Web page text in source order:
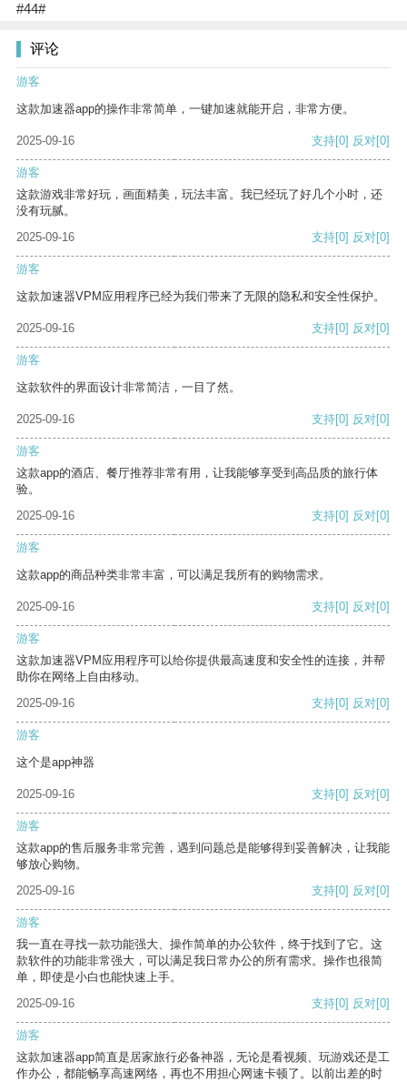
#44#
评论
游客
这款加速器app的操作非常简单，一键加速就能开启，非常方便。
2025-09-16 支持[0] 反对[0]
游客
这款游戏非常好玩，画面精美，玩法丰富。我已经玩了好几个小时，还
没有玩腻。
2025-09-16
支持[0] 反对[0]
游客
这款加速器VPM应用程序已经为我们带来了无限的隐私和安全性保护。
2025-09-16 支持[0] 反对[0]
游客
这款软件的界面设计非常简洁，一目了然。
2025-09-16 支持[0] 反对[0]
游客
这款app的酒店、餐厅推荐非常有用，让我能够享受到高品质的旅行体
验。
2025-09-16
支持[0] 反对[0]
游客
这款app的商品种类非常丰富，可以满足我所有的购物需求。
2025-09-16 支持[0] 反对[0]
游客
这款加速器VPM应用程序可以给你提供最高速度和安全性的连接，并帮
助你在网络上自由移动。
2025-09-16
支持[0] 反对[0]
游客
这个是app神器
2025-09-16 支持[0] 反对[0]
游客
这款app的售后服务非常完善，遇到问题总是能够得到妥善解决，让我能
够放心购物。
2025-09-16
支持[0] 反对[0]
游客
我一直在寻找一款功能强大、操作简单的办公软件，终于找到了它。这
款软件的功能非常强大，可以满足我日常办公的所有需求。操作也很简
单，即使是小白也能快速上手。
2025-09-16
支持[0] 反对[0]
游客
这款加速器app简直是居家旅行必备神器，无论是看视频、玩游戏还是工
作办公，都能畅享高速网络，再也不用担心网速卡顿了。以前出差的时